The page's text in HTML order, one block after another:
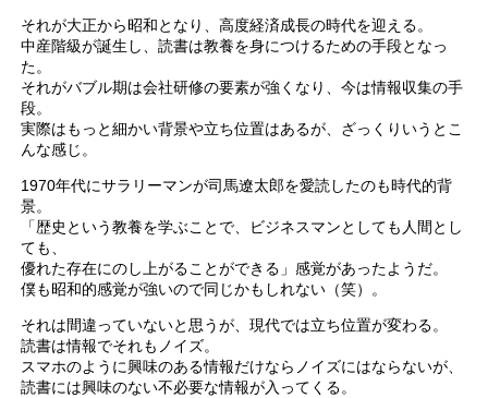
それが大正から昭和となり、高度経済成長の時代を迎える。
中産階級が誕生し、読書は教養を身につけるための手段となっ
た。
それがバブル期は会社研修の要素が強くなり、今は情報収集の手
段。
実際はもっと細かい背景や立ち位置はあるが、ざっくりいうとこ
んな感じ。
1970年代にサラリーマンが司馬遼太郎を愛読したのも時代的背
景。
「歴史という教養を学ぶことで、ビジネスマンとしても人間とし
ても、
優れた存在にのし上がることができる」感覚があったようだ。
僕も昭和的感覚が強いので同じかもしれない（笑）。
それは間違っていないと思うが、現代では立ち位置が変わる。
読書は情報でそれもノイズ。
スマホのように興味のある情報だけならノイズにはならないが、
読書には興味のない不必要な情報が入ってくる。